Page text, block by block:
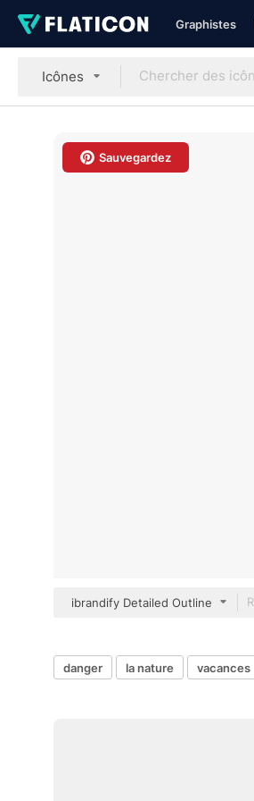
Graphistes
Icônes
Sauvegardez
ibrandify Detailed Outline
danger la nature vacances